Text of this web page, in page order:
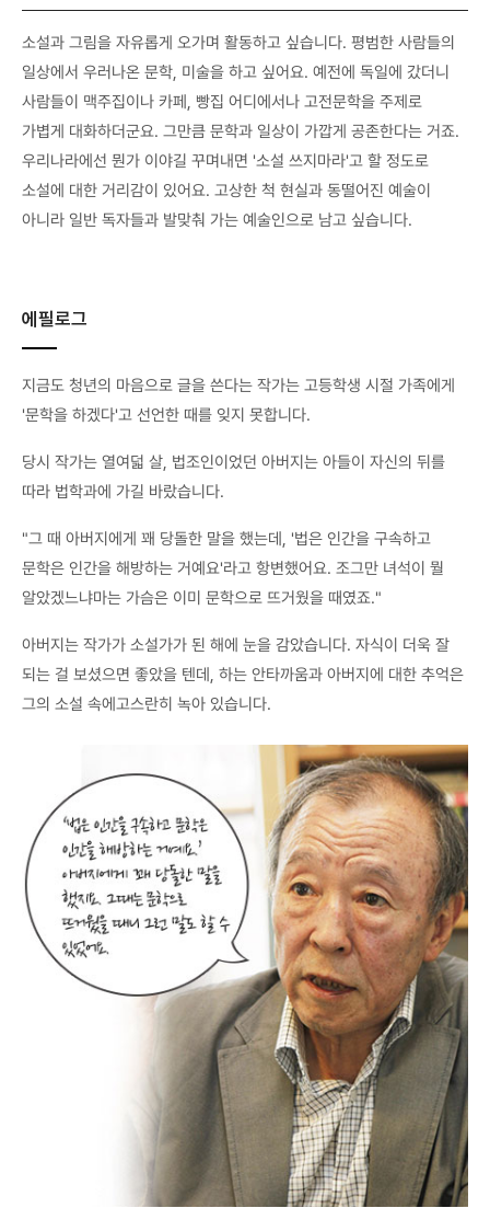
소설과 그림을 자유롭게 오가며 활동하고 싶습니다. 평범한 사람들의
일상에서 우러나온 문학, 미술을 하고 싶어요. 예전에 독일에 갔더니
사람들이 맥주집이나 카페, 빵집 어디에서나 고전문학을 주제로
가볍게 대화하더군요. 그만큼 문학과 일상이 가깝게 공존한다는 거죠.
우리나라에선 뭔가 이야길 꾸며내면 '소설 쓰지마라'고 할 정도로
소설에 대한 거리감이 있어요. 고상한 척 현실과 동떨어진 예술이
아니라 일반 독자들과 발맞춰 가는 예술인으로 남고 싶습니다.
에필로그
지금도 청년의 마음으로 글을 쓴다는 작가는 고등학생 시절 가족에게
'문학을 하겠다'고 선언한 때를 잊지 못합니다.
당시 작가는 열여덟 살, 법조인이었던 아버지는 아들이 자신의 뒤를
따라 법학과에 가길 바랐습니다.
"그 때 아버지에게 꽤 당돌한 말을 했는데, '법은 인간을 구속하고
문학은 인간을 해방하는 거예요'라고 항변했어요. 조그만 녀석이 뭘
알았겠느냐마는 가슴은 이미 문학으로 뜨거웠을 때였죠."
아버지는 작가가 소설가가 된 해에 눈을 감았습니다. 자식이 더욱 잘
되는 걸 보셨으면 좋았을 텐데, 하는 안타까움과 아버지에 대한 추억은
그의 소설 속에고스란히 녹아 있습니다.